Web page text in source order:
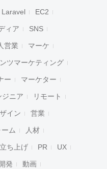
Laravel EC2
ィア SNS
営業 マーケ
ツマーケティング
ー マーケター
ジニア リモート
イン 営業
ム 人材
立ち上げ PR UX
発 動画